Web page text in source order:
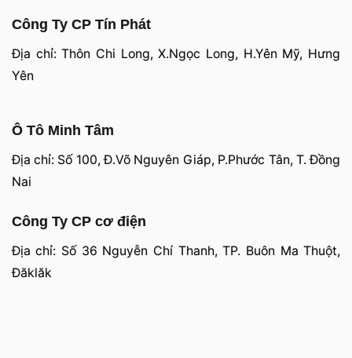
Công Ty CP Tín Phát
Địa chỉ: Thôn Chi Long, X.Ngọc Long, H.Yên Mỹ, Hưng
Yên
Ô Tô Minh Tâm
Địa chỉ: Số 100, Đ.Võ Nguyên Giáp, P.Phước Tân, T. Đồng
Nai
Công Ty CP cơ điện
Địa chỉ: Số 36 Nguyễn Chí Thanh, TP. Buôn Ma Thuột,
Đăklăk